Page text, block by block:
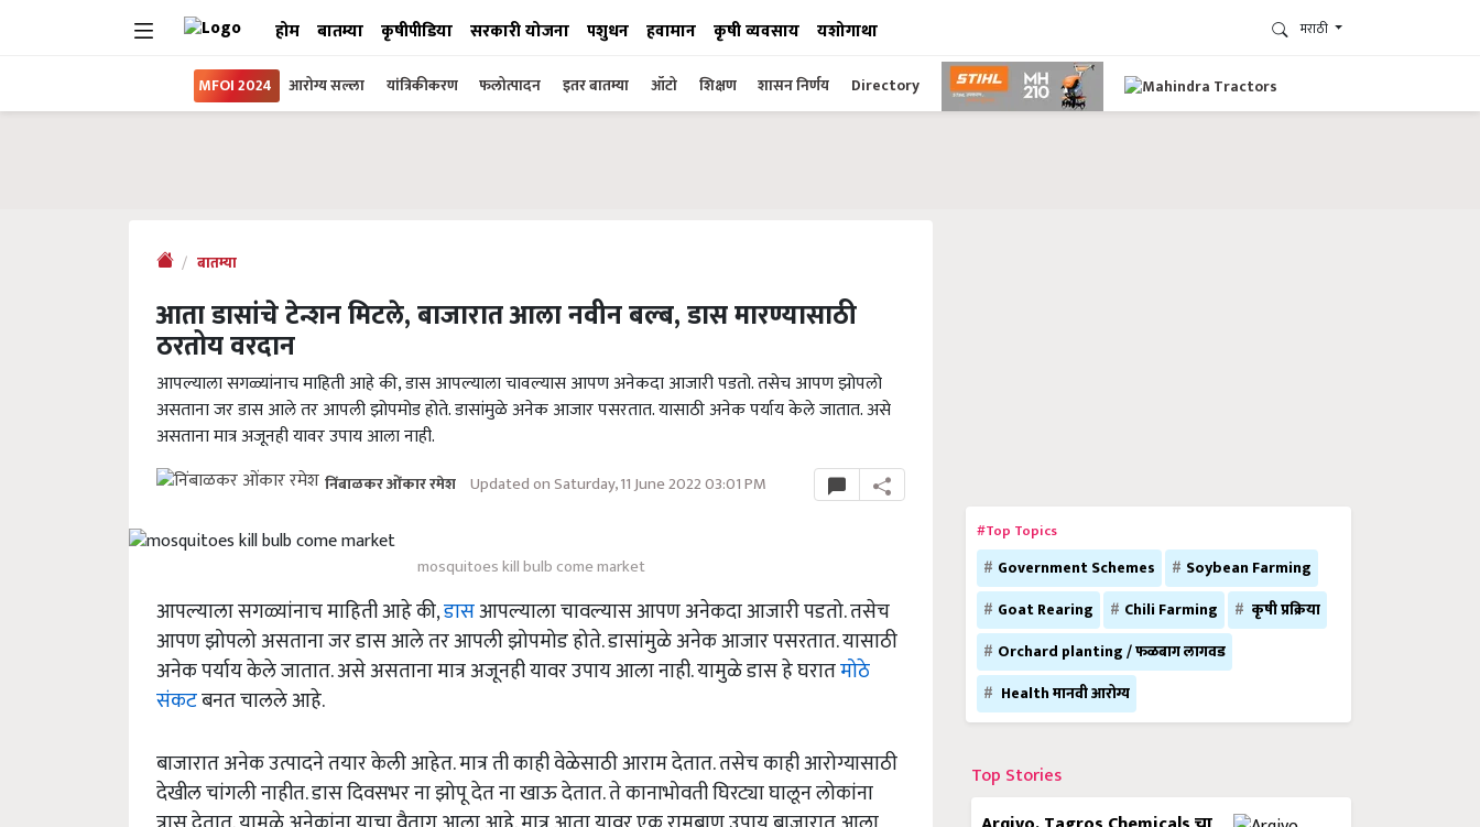
होम बातम्या कृषीपीडिया सरकारी योजना पशुधन हवामान कृषी व्यवसाय यशोगाथा मराठी
MFOI 2024 आरोग्य सल्ला यांत्रिकीकरण फलोत्पादन इतर बातम्या ऑटो शिक्षण शासन निर्णय Directory
बातम्या
आता डासांचे टेन्शन मिटले, बाजारात आला नवीन बल्ब, डास मारण्यासाठी
ठरतोय वरदान
आपल्याला सगळ्यांनाच माहिती आहे की, डास आपल्याला चावल्यास आपण अनेकदा आजारी पडतो. तसेच आपण झोपलो
असताना जर डास आले तर आपली झोपमोड होते. डासांमुळे अनेक आजार पसरतात. यासाठी अनेक पर्याय केले जातात. असे
असताना मात्र अजूनही यावर उपाय आला नाही.
निंबाळकर ओंकार रमेश Updated on Saturday, 11 June 2022 03:01 PM
mosquitoes kill bulb come market
आपल्याला सगळ्यांनाच माहिती आहे की,डासआपल्याला चावल्यास आपण अनेकदा आजारी पडतो. तसेच
आपण झोपलो असताना जर डास आले तर आपली झोपमोड होते. डासांमुळे अनेक आजार पसरतात. यासाठी
अनेक पर्याय केले जातात. असे असताना मात्र अजूनही यावर उपाय आला नाही. यामुळे डास हे घरातमोठे
संकटबनत चालले आहे.
बाजारात अनेक उत्पादने तयार केली आहेत. मात्र ती काही वेळेसाठी आराम देतात. तसेच काही आरोग्यासाठी
देखील चांगली नाहीत. डास दिवसभर ना झोपू देत ना खाऊ देतात. ते कानाभोवती घिरट्या घालून लोकांना
#Top Topics
Government Schemes
Soybean Farming
Goat Rearing
Chili Farming
कृषी प्रक्रिया
Orchard planting / फळबाग लागवड
Health मानवी आरोग्य
Top Stories